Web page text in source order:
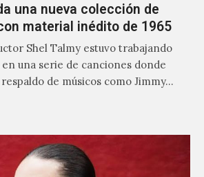
una nueva colección de
material inédito de 1965
Shel Talmy estuvo trabajando
en una serie de canciones donde
de músicos como Jimmy…